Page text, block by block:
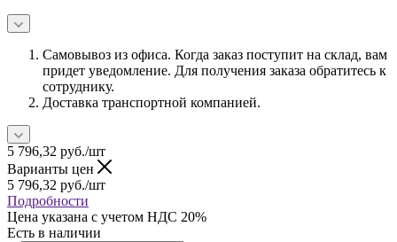
Самовывоз из офиса. Когда заказ поступит на склад, вам
придет уведомление. Для получения заказа обратитесь к
сотруднику.
Доставка транспортной компанией.
5 796,32 руб./шт
Варианты цен
5 796,32 руб./шт
Подробности
Цена указана с учетом НДС 20%
Есть в наличии